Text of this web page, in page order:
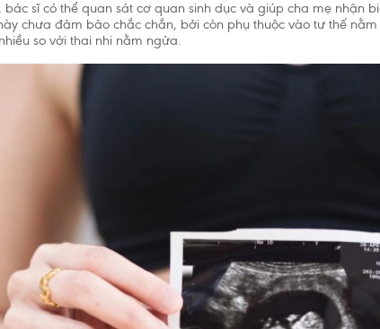
bác sĩ có thể quan sát cơ quan sinh dục và giúp cha mẹ nhận
chưa đảm bảo chắc chắn, bởi còn phụ thuộc vào tư thế
so với thai nhi nằm ngửa.